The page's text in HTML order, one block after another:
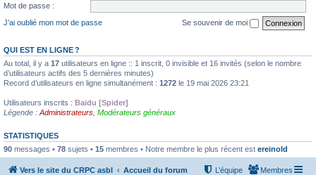
Mot de passe :
J’ai oublié mon mot de passe
Se souvenir de moi
QUI EST EN LIGNE ?
Au total, il y a 17 utilisateurs en ligne :: 1 inscrit, 0 invisible et 16 invités (selon le nombre
d’utilisateurs actifs des 5 dernières minutes)
Record d’utilisateurs en ligne simultanément : 1272 le 19 mai 2026 23:21
Utilisateurs inscrits : Baidu [Spider]
Légende : Administrateurs Modérateurs généraux
STATISTIQUES
90 messages • 78 sujets • 15 membres • Notre membre le plus récent est ereinold
Vers le site du CRPC asbl Accueil du forum Membres
L’équipe